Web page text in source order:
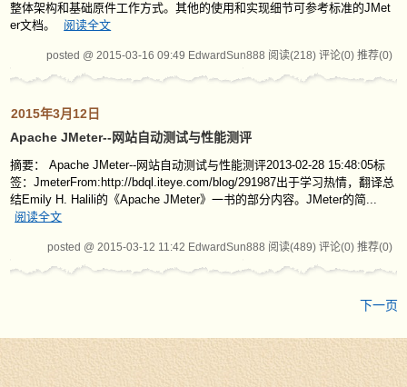
整体架构和基础原件工作方式。其他的使用和实现细节可参考标准的JMet
er文档。
阅读全文
posted @ 2015-03-16 09:49 EdwardSun888 阅读(218) 评论(0) 推荐(0)
2015年3月12日
Apache JMeter--网站自动测试与性能测评
摘要： Apache JMeter--网站自动测试与性能测评2013-02-28 15:48:05标
签：JmeterFrom:http://bdql.iteye.com/blog/291987出于学习热情，翻译总
结Emily H. Halili的《Apache JMeter》一书的部分内容。JMeter的简...
阅读全文
posted @ 2015-03-12 11:42 EdwardSun888 阅读(489) 评论(0) 推荐(0)
下一页